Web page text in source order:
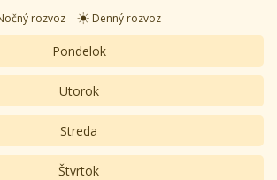
rozvoz Denný rozvoz
Pondelok
Utorok
Streda
Štvrtok